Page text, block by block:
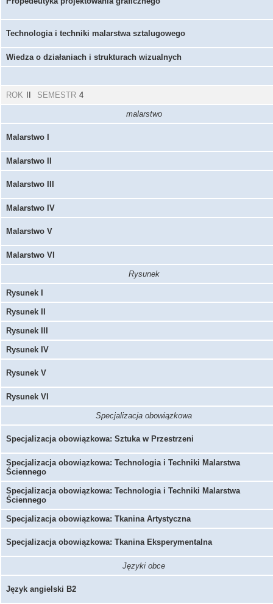
Technologia i techniki malarstwa sztalugowego
Wiedza o działaniach i strukturach wizualnych
ROK SEMESTR 4
malarstwo
Malarstwo I
Malarstwo II
Malarstwo III
Malarstwo IV
Malarstwo V
Malarstwo VI
Rysunek
Rysunek I
Rysunek II
Rysunek III
Rysunek IV
Rysunek V
Rysunek VI
Specjalizacja obowiązkowa
Specjalizacja obowiązkowa: Sztuka w Przestrzeni
Specjalizacja obowiązkowa: Technologia i Techniki Malarstwa
Ściennego
Specjalizacja obowiązkowa: Technologia i Techniki Malarstwa
Ściennego
Specjalizacja obowiązkowa: Tkanina Artystyczna
Specjalizacja obowiązkowa: Tkanina Eksperymentalna
Języki obce
Język angielski B2